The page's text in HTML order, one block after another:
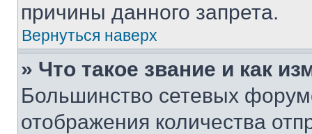
причины данного запрета.
Вернуться наверх
» Что такое звание и как
Большинство сетевых
отображения количества